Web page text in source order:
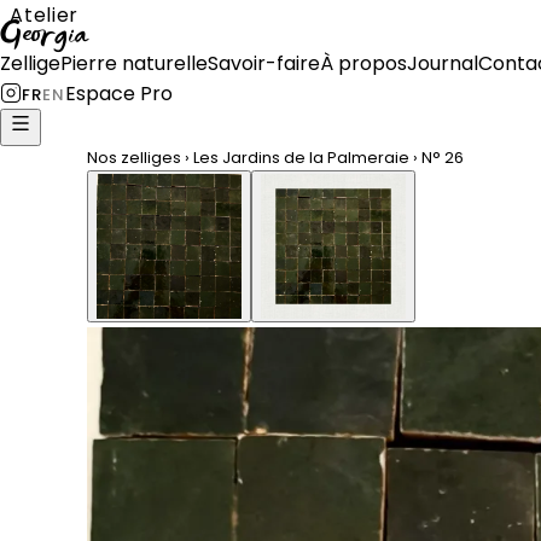
Atelier
Georgia
ZelligePierre naturelleSavoir-faireÀ proposJournal
FRENEspace Pro
Nos zelliges › Les Jardins de la Palmeraie › N° 26